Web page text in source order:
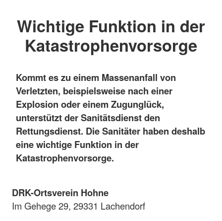
Wichtige Funktion in der
Katastrophenvorsorge
Kommt es zu einem Massenanfall von
Verletzten, beispielsweise nach einer
Explosion oder einem Zugunglück,
unterstützt der Sanitätsdienst den
Rettungsdienst. Die Sanitäter haben deshalb
eine wichtige Funktion in der
Katastrophenvorsorge.
DRK-Ortsverein Hohne
Im Gehege 29, 29331 Lachendorf